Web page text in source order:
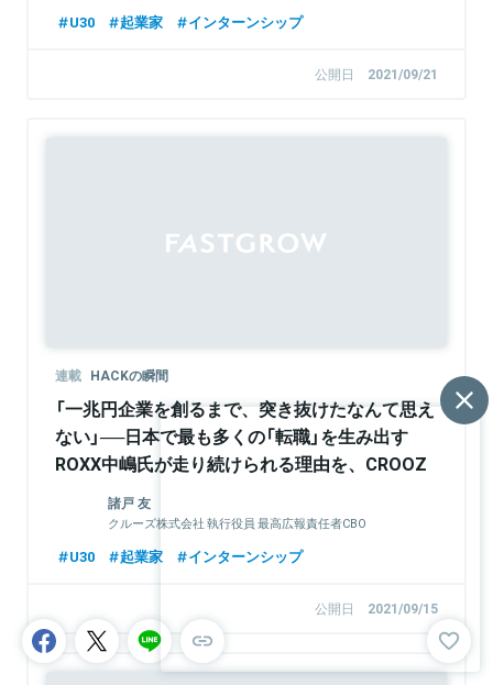
U30 起業家 インターンシップ
公開日 2021/09/21
連載 HACKの瞬間
「一兆円企業を創るまで、突き抜けたなんて思え
ない」──日本で最も多くの「転職」を生み出す
ROXX中嶋氏が走り続けられる理由を、CROOZ
執行役員の諸戸氏が探る（連載：HACKの瞬間 第
諸戸 友
クルーズ株式会社 執行役員 最高広報責任者CBO
U30 起業家 インターンシップ
公開日 2021/09/15